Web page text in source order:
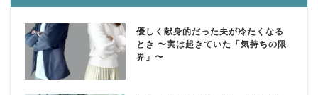
優しく献身的だった夫が冷たくなる
とき 〜実は起きていた「気持ちの限
界」〜